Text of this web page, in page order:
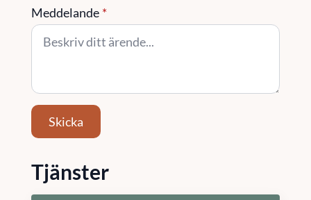
Meddelande *
Skicka
Tjänster